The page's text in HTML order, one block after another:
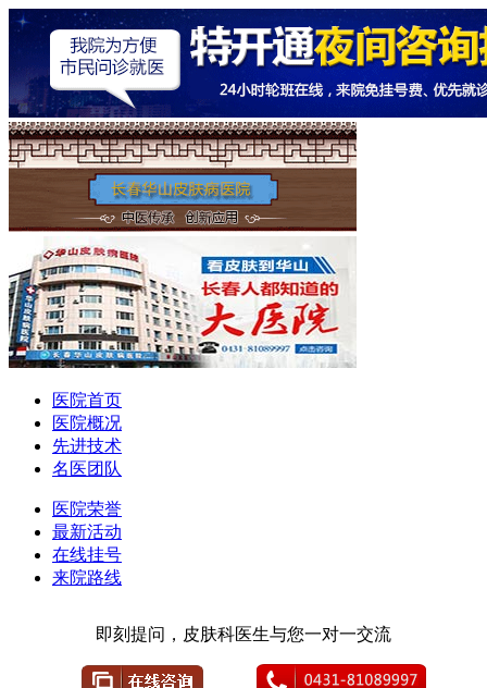
医院首页
医院概况
先进技术
名医团队
医院荣誉
最新活动
在线挂号
来院路线
即刻提问，皮肤科医生与您一对一交流